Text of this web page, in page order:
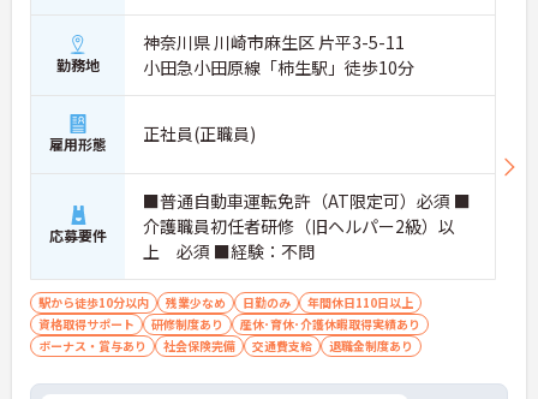
勤務地
神奈川県 川崎市麻生区 片平3-5-11
小田急小田原線「柿生駅」徒歩10分
雇用形態 正社員(正職員)
応募要件
■普通自動車運転免許（AT限定可）必須 ■
介護職員初任者研修（旧ヘルパー2級）以
上 必須 ■経験：不問
駅から徒歩10分以内 残業少なめ 日勤のみ
年間休日110日以上
資格取得サポート
研修制度あり
産休･育休･介護休暇取得実績あり
ボーナス・賞与あり
社会保険完備 交通費支給 退職金制度あり